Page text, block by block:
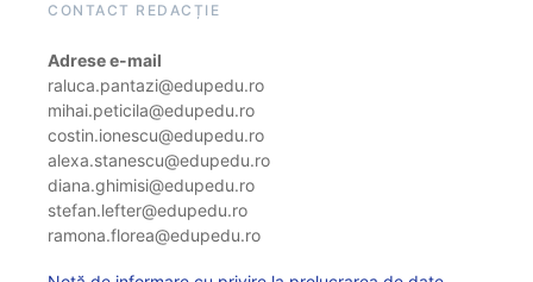
CONTACT REDACȚIE
Adrese e-mail
raluca.pantazi@edupedu.ro
mihai.peticila@edupedu.ro
costin.ionescu@edupedu.ro
alexa.stanescu@edupedu.ro
diana.ghimisi@edupedu.ro
stefan.lefter@edupedu.ro
ramona.florea@edupedu.ro